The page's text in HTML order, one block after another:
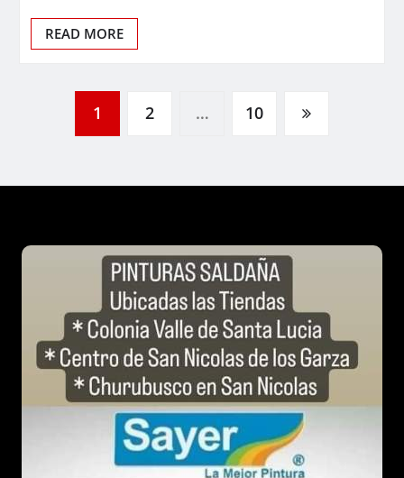
READ MORE
Paginación
de
1 2 … 10